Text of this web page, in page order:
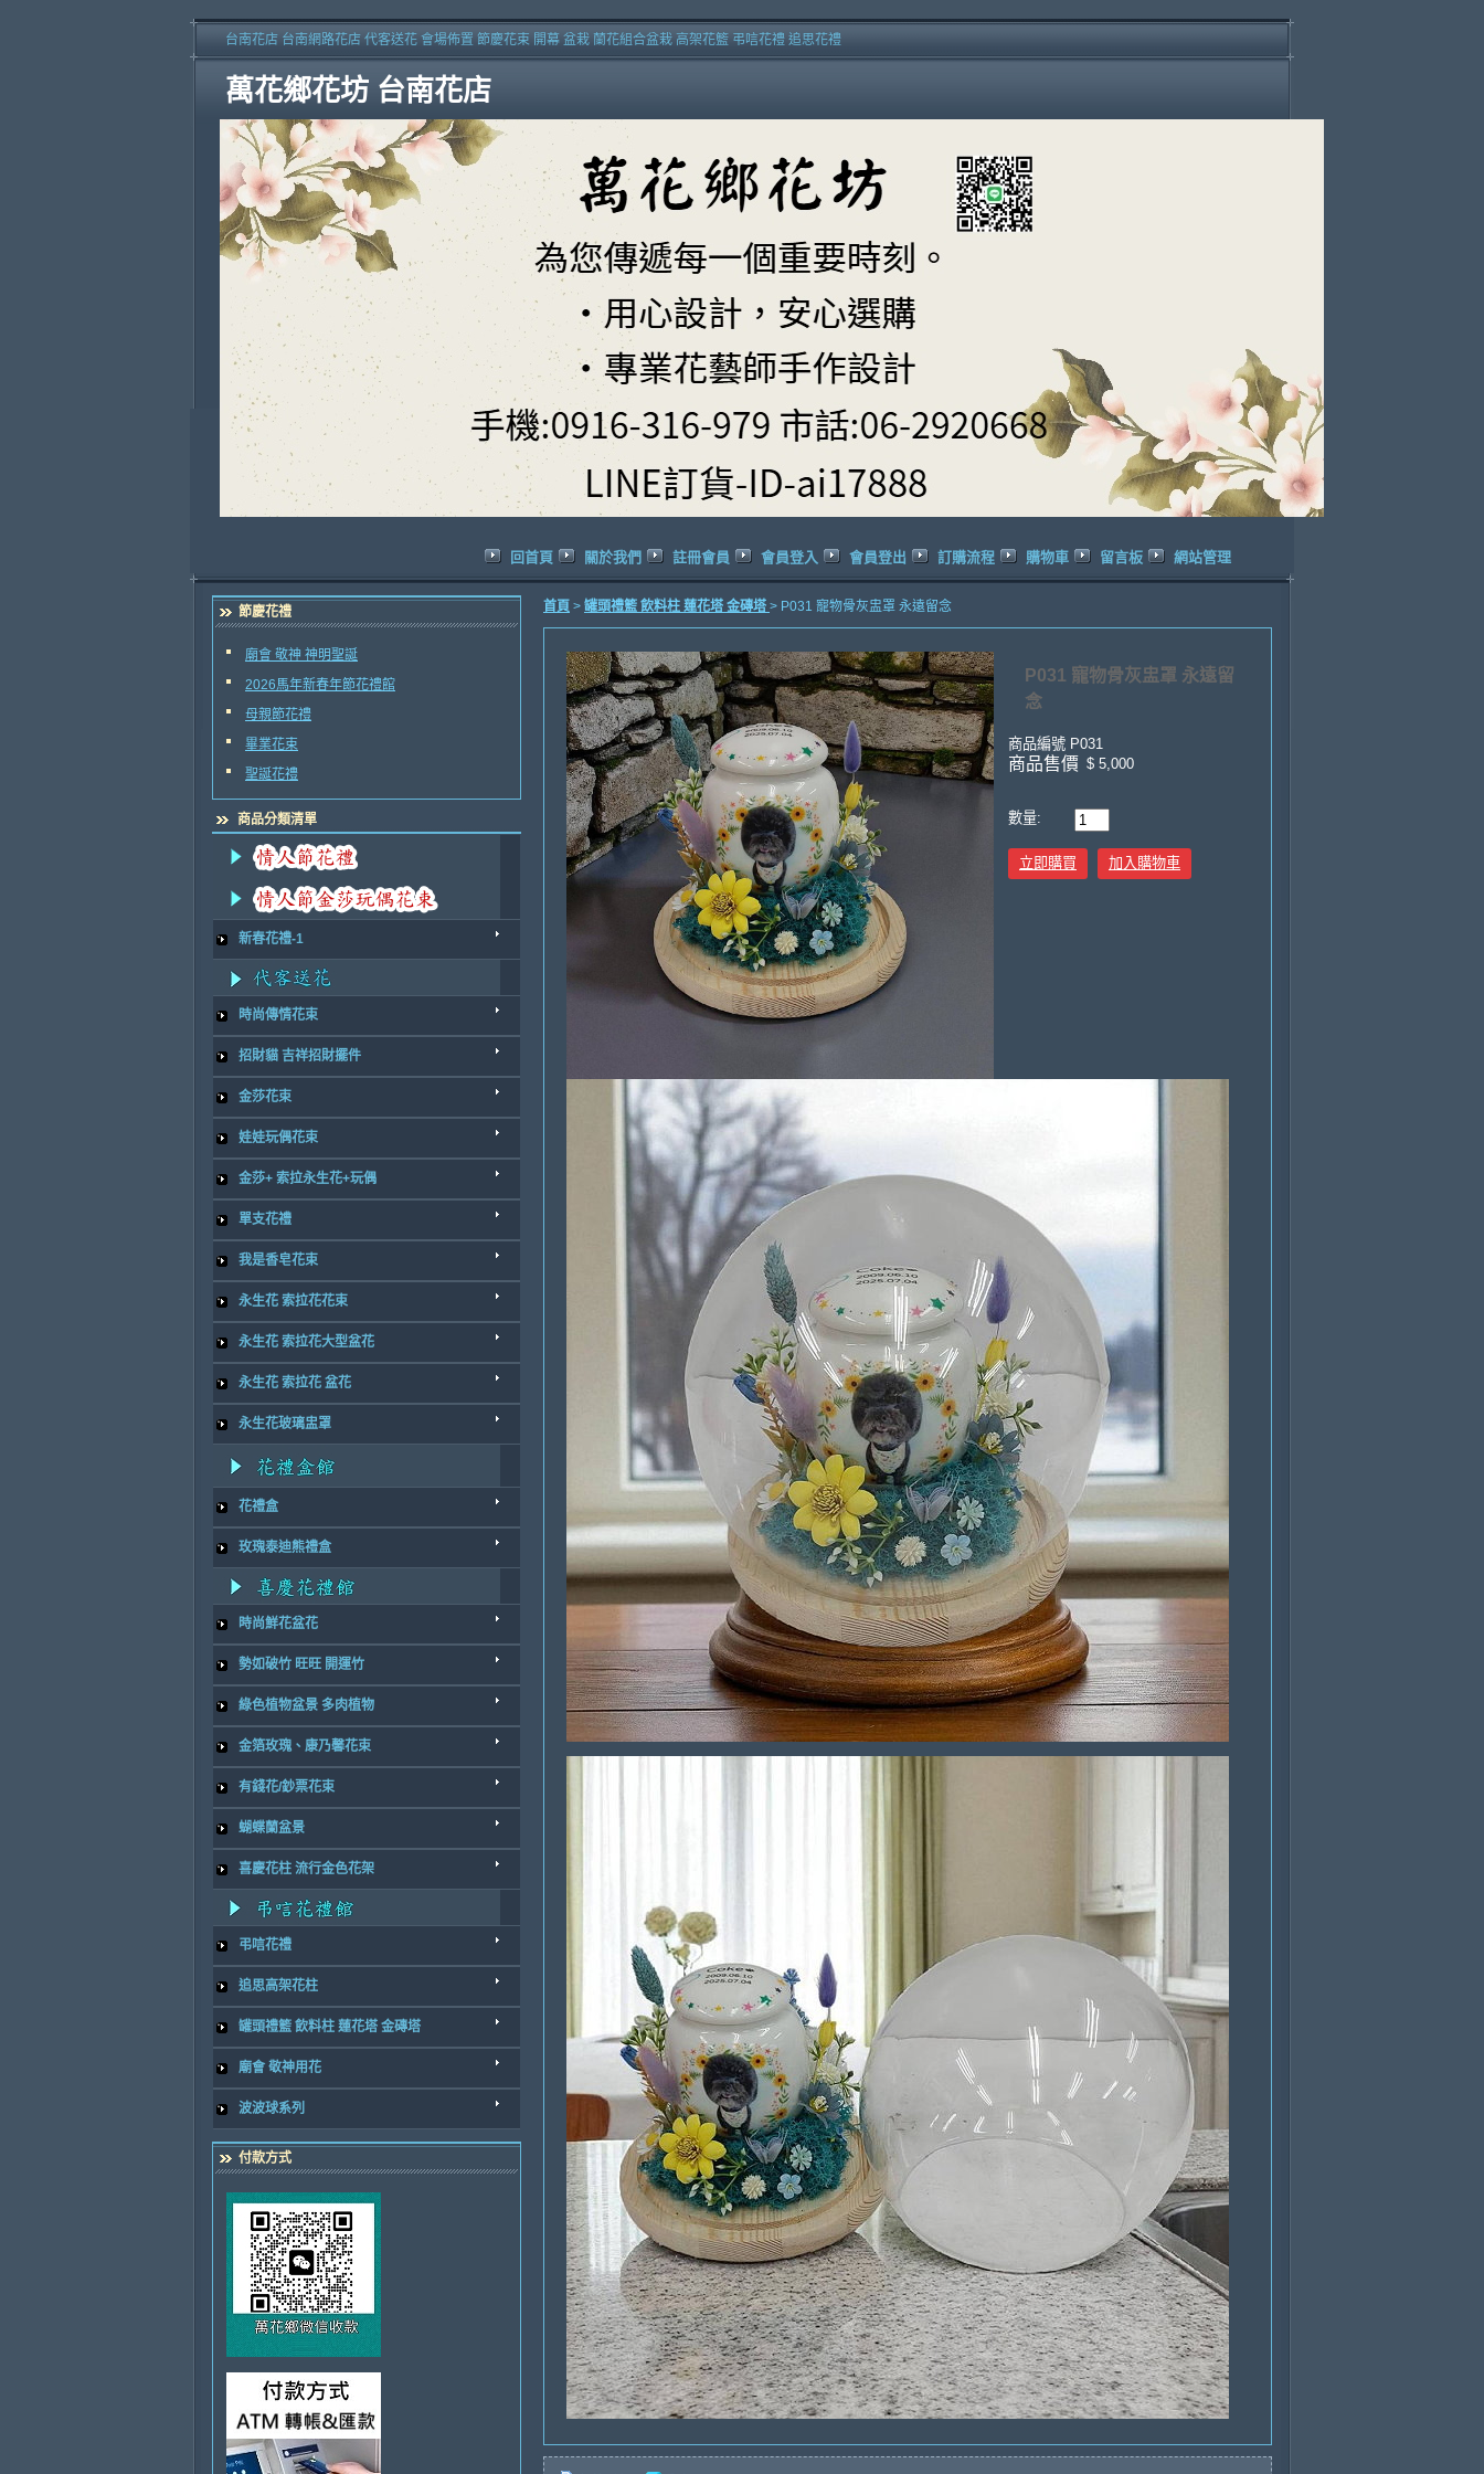
萬花鄉花坊 台南花店
台南花店 台南網路花店 代客送花 會場佈置 節慶花束 開幕 盆栽 蘭花組合盆栽 高架花籃 弔唁花禮 追思花禮
回首頁 關於我們 註冊會員 會員登入 會員登出 訂購流程 購物車 留言板 網站管理
節慶花禮
廟會 敬神 神明聖誕
2026馬年新春年節花禮館
母親節花禮
畢業花束
聖誕花禮
商品分類清單
新春花禮-1
時尚傳情花束
招財貓 吉祥招財擺件
金莎花束
娃娃玩偶花束
金莎+ 索拉永生花+玩偶
單支花禮
我是香皂花束
永生花 索拉花花束
永生花 索拉花大型盆花
永生花 索拉花 盆花
永生花玻璃盅罩
花禮盒
玫瑰泰迪熊禮盒
時尚鮮花盆花
勢如破竹 旺旺 開運竹
綠色植物盆景 多肉植物
金箔玫瑰、康乃馨花束
有錢花/鈔票花束
蝴蝶蘭盆景
喜慶花柱 流行金色花架
弔唁花禮
追思高架花柱
罐頭禮籃 飲料柱 蓮花塔 金磚塔
廟會 敬神用花
波波球系列
付款方式
首頁 > 罐頭禮籃 飲料柱 蓮花塔 金磚塔 > P031 寵物骨灰盅罩 永遠留念
P031 寵物骨灰盅罩 永遠留
念
商品編號 P031
商品售價 $ 5,000
數量:
立即購買 加入購物車